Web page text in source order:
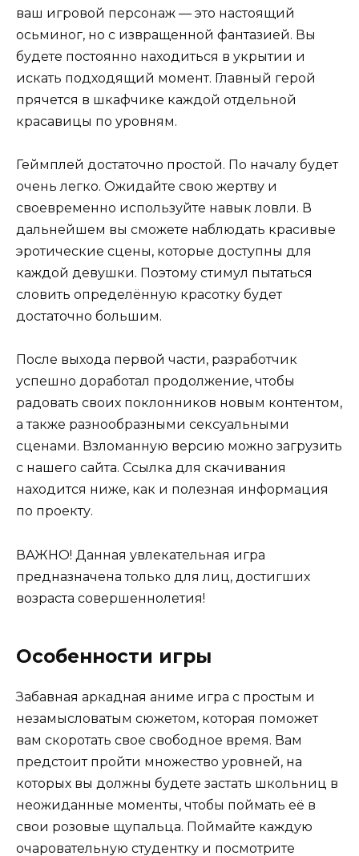
ваш игровой персонаж — это настоящий
осьминог, но с извращенной фантазией. Вы
будете постоянно находиться в укрытии и
искать подходящий момент. Главный герой
прячется в шкафчике каждой отдельной
красавицы по уровням.
Геймплей достаточно простой. По началу будет
очень легко. Ожидайте свою жертву и
своевременно используйте навык ловли. В
дальнейшем вы сможете наблюдать красивые
эротические сцены, которые доступны для
каждой девушки. Поэтому стимул пытаться
словить определённую красотку будет
достаточно большим.
После выхода первой части, разработчик
успешно доработал продолжение, чтобы
радовать своих поклонников новым контентом,
а также разнообразными сексуальными
сценами. Взломанную версию можно загрузить
с нашего сайта. Ссылка для скачивания
находится ниже, как и полезная информация
по проекту.
ВАЖНО! Данная увлекательная игра
предназначена только для лиц, достигших
возраста совершеннолетия!
Особенности игры
Забавная аркадная аниме игра с простым и
незамысловатым сюжетом, которая поможет
вам скоротать свое свободное время. Вам
предстоит пройти множество уровней, на
которых вы должны будете застать школьниц в
неожиданные моменты, чтобы поймать её в
свои розовые щупальца. Поймайте каждую
очаровательную студентку и посмотрите